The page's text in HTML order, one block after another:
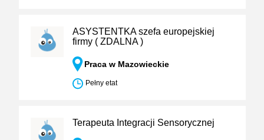
ASYSTENTKA szefa europejskiej
firmy ( ZDALNA )
Praca w Mazowieckie
Pełny etat
Terapeuta Integracji Sensorycznej